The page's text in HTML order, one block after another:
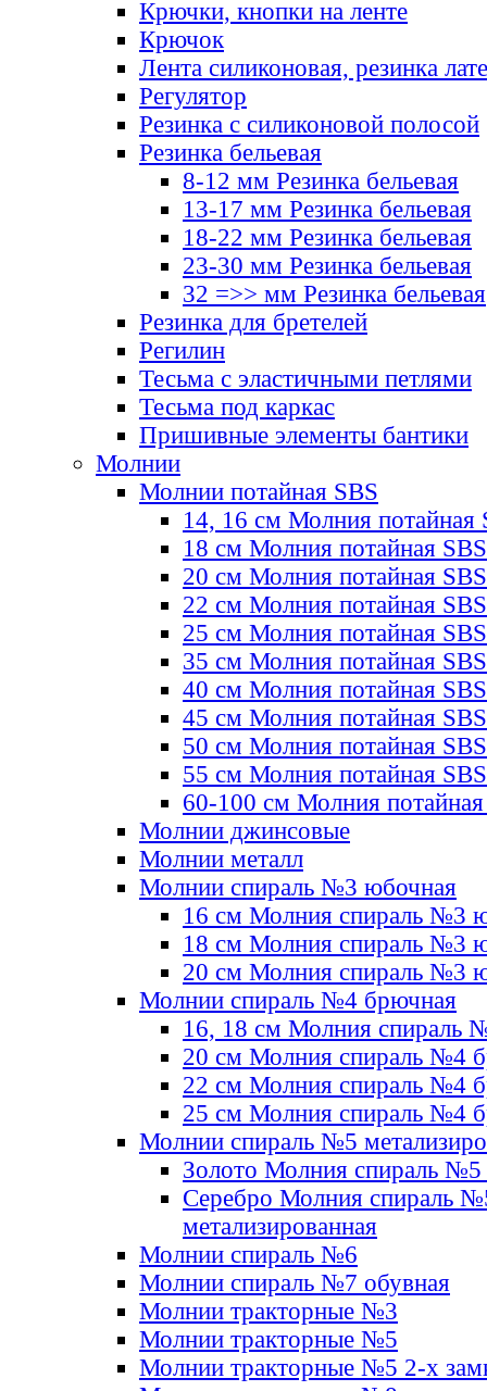
Крючки, кнопки на ленте
Крючок
Лента силиконовая, резинка
Регулятор
Резинка с силиконовой полосой
Резинка бельевая
8-12 мм Резинка бельевая
13-17 мм Резинка бельевая
18-22 мм Резинка бельевая
23-30 мм Резинка бельевая
32 =>> мм Резинка бельевая
Резинка для бретелей
Регилин
Тесьма с эластичными петлями
Тесьма под каркас
Пришивные элементы бантики
Молнии
Молнии потайная SBS
14, 16 см Молния потайная
18 см Молния потайная SBS
20 см Молния потайная SBS
22 см Молния потайная SBS
25 см Молния потайная SBS
35 см Молния потайная SBS
40 см Молния потайная SBS
45 см Молния потайная SBS
50 см Молния потайная SBS
55 см Молния потайная SBS
60-100 см Молния
Молнии джинсовые
Молнии металл
Молнии спираль №3 юбочная
16 см Молния спираль №3
18 см Молния спираль №3
20 см Молния спираль №3
Молнии спираль №4 брючная
16, 18 см Молния спираль
20 см Молния спираль №4
22 см Молния спираль №4
25 см Молния спираль №4
Молнии спираль №5
Золото Молния спираль №5
Серебро Молния спираль
метализированная
Молнии спираль №6
Молнии спираль №7 обувная
Молнии тракторные №3
Молнии тракторные №5
Молнии тракторные №5 2-х